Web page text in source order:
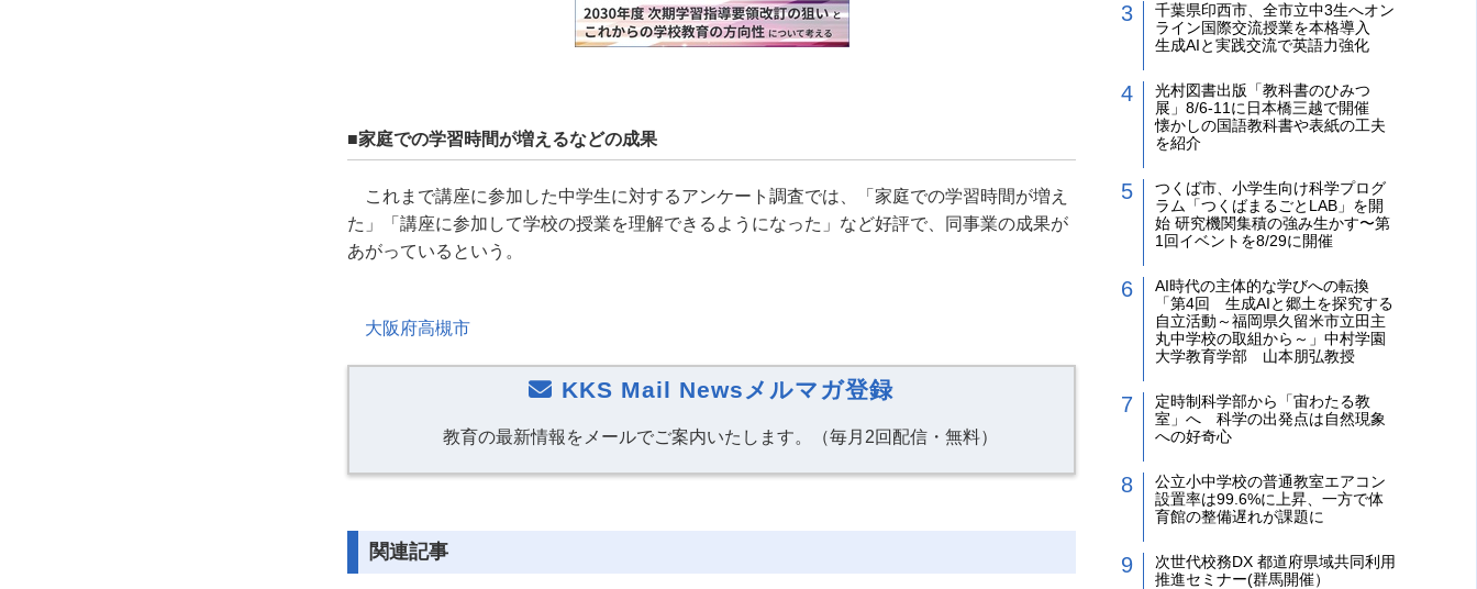
■家庭での学習時間が増えるなどの成果
これまで講座に参加した中学生に対するアンケート調査では、「家庭での学習時間が増え
た」「講座に参加して学校の授業を理解できるようになった」など好評で、同事業の成果が
あがっているという。
大阪府高槻市
KKS Mail Newsメルマガ登録
教育の最新情報をメールでご案内いたします。（毎月2回配信・無料）
関連記事
千葉県印西市、全市立中3生へオン
ライン国際交流授業を本格導入
生成AIと実践交流で英語力強化
光村図書出版「教科書のひみつ
展」8/6-11に日本橋三越で開催
懐かしの国語教科書や表紙の工夫
を紹介
つくば市、小学生向け科学プログ
ラム「つくばまるごとLAB」を開
始 研究機関集積の強み生かす〜第
1回イベントを8/29に開催
AI時代の主体的な学びへの転換
「第4回 生成AIと郷土を探究する
自立活動～福岡県久留米市立田主
丸中学校の取組から～」中村学園
大学教育学部 山本朋弘教授
定時制科学部から「宙わたる教
室」へ 科学の出発点は自然現象
への好奇心
公立小中学校の普通教室エアコン
設置率は99.6%に上昇、一方で体
育館の整備遅れが課題に
次世代校務DX 都道府県域共同利用
推進セミナー(群馬開催）